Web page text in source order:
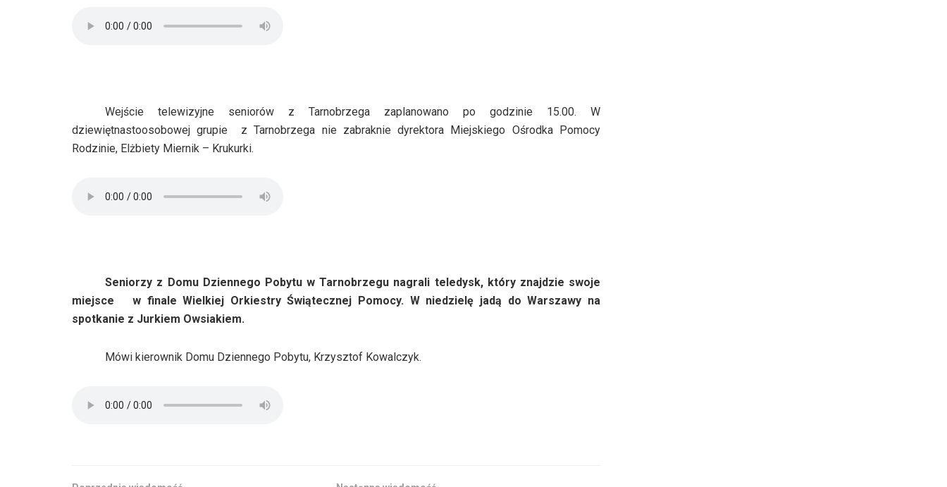
Wejście telewizyjne seniorów z Tarnobrzega zaplanowano po godzinie 15.00. W
dziewiętnastoosobowej grupie
z Tarnobrzega nie zabraknie dyrektora Miejskiego Ośrodka Pomocy
Rodzinie, Elżbiety Miernik – Krukurki.
Seniorzy z Domu Dziennego Pobytu w Tarnobrzegu nagrali teledysk, który znajdzie swoje
miejsce w finale Wielkiej Orkiestry Świątecznej Pomocy. W niedzielę jadą do Warszawy na
spotkanie z Jurkiem Owsiakiem.
Mówi kierownik Domu Dziennego Pobytu, Krzysztof Kowalczyk.